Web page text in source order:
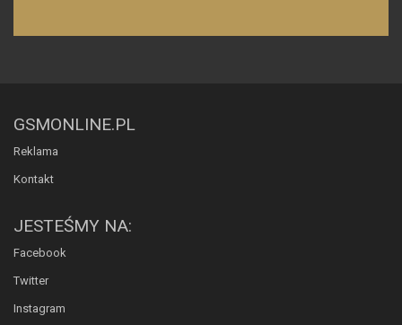
GSMONLINE.PL
Reklama
Kontakt
JESTEŚMY NA:
Facebook
Twitter
Instagram